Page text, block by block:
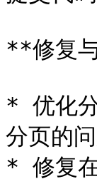
**修复
* 优化
分页的
* 修复